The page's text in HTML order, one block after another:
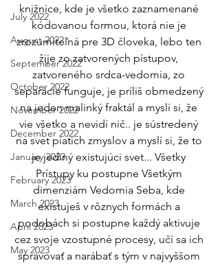
July 2022
August 2022
September 2022
October 2022
November 2022
December 2022
January 2023
February 2023
March 2023
April 2023
May 2023
knižnice, kde je všetko zaznamenané
kódovanou formou, ktorá nie je
zrozumiteľná pre 3D človeka, lebo ten
žije zo zatvorených pístupov,
zatvoreného srdca-vedomia, zo
separácie funguje, je príliš obmedzený
na jeden malinký fraktál a myslí si, že
vie všetko a nevidí nič.. je sústredený
na svet piatich zmyslov a myslí si, že to
je jediný existujúci svet... Všetky
Prístupy ku postupne Všetkým
dimenziám Vedomia Seba, kde
existuješ v rôznych formách a
podobách si postupne každý aktivuje
cez svoje vzostupné procesy, učí sa ich
spravovať a narábať s tým v najvyššom